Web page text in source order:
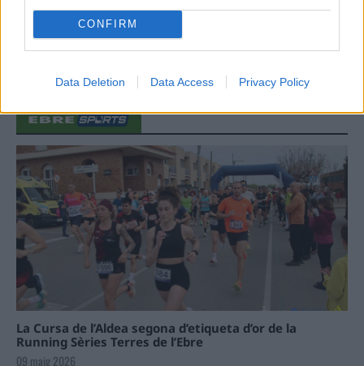
CONFIRM
Data Deletion Data Access Privacy Policy
Carrega més
La Cursa de l’Aldea segona d’etiqueta d’or de la
Running Sèries Terres de l’Ebre
09 maig 2026